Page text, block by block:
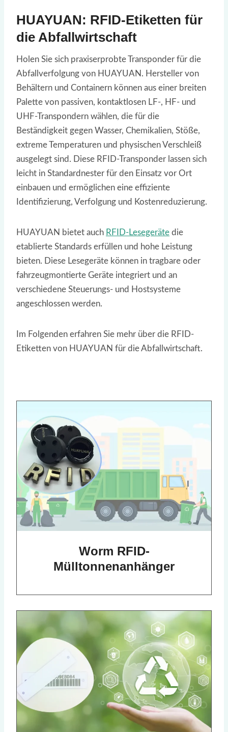
HUAYUAN: RFID-Etiketten für
die Abfallwirtschaft
Holen Sie sich praxiserprobte Transponder für die
Abfallverfolgung von HUAYUAN. Hersteller von
Behältern und Containern können aus einer breiten
Palette von passiven, kontaktlosen LF-, HF- und
UHF-Transpondern wählen, die für die
Beständigkeit gegen Wasser, Chemikalien, Stöße,
extreme Temperaturen und physischen Verschleiß
ausgelegt sind. Diese RFID-Transponder lassen sich
leicht in Standardnester für den Einsatz vor Ort
einbauen und ermöglichen eine effiziente
Identifizierung, Verfolgung und Kostenreduzierung.
HUAYUAN bietet auch RFID-Lesegeräte die
etablierte Standards erfüllen und hohe Leistung
bieten. Diese Lesegeräte können in tragbare oder
fahrzeugmontierte Geräte integriert und an
verschiedene Steuerungs- und Hostsysteme
angeschlossen werden.
Im Folgenden erfahren Sie mehr über die RFID-
Etiketten von HUAYUAN für die Abfallwirtschaft.
Worm RFID-
Mülltonnenanhänger